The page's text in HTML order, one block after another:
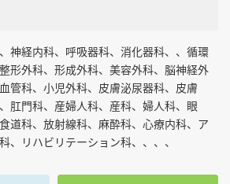
神経内科、呼吸器科、消化器科、、循環
形外科、形成外科、美容外科、脳神経外
管科、小児外科、皮膚泌尿器科、皮膚
肛門科、産婦人科、産科、婦人科、眼
道科、放射線科、麻酔科、心療内科、ア
、リハビリテーション科、、、、